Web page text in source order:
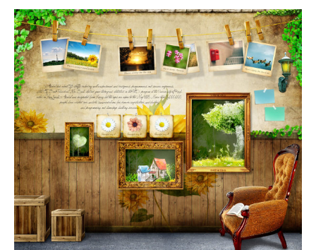
Servicios
Coaching Personal
Coaching Profesional
Coaching Ejecutivo
Coaching de Equipos
Píldoras
Talleres
Proyectos
Proyecto AVICENA